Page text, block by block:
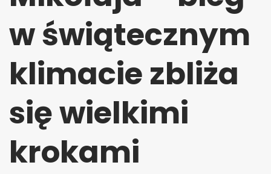
w świątecznym
klimacie zbliża
się wielkimi
krokami